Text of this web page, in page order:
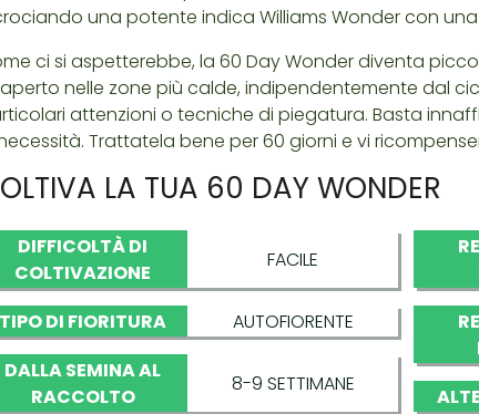
una potente indica Williams Wonder con
ci si aspetterebbe, la 60 Day Wonder diventa
nelle zone più calde, indipendentemente dal
attenzioni o tecniche di piegatura. Basta
Trattatela bene per 60 giorni e vi
LA TUA 60 DAY WONDER
DIFFICOLTÀ DI
COLTIVAZIONE
FACILE
TIPO DI FIORITURA
AUTOFIORENTE
DALLA SEMINA AL
RACCOLTO
8-9 SETTIMANE